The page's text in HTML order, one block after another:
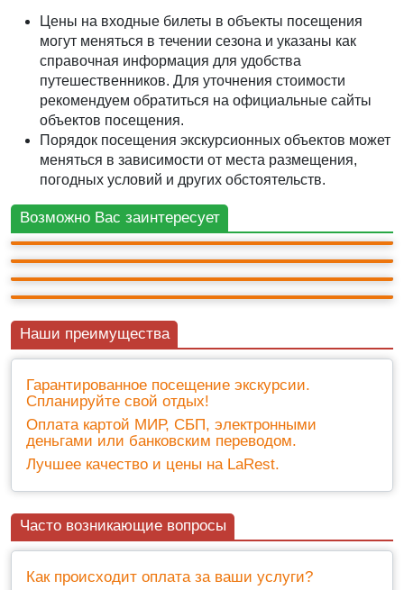
Цены на входные билеты в объекты посещения
могут меняться в течении сезона и указаны как
справочная информация для удобства
путешественников. Для уточнения стоимости
рекомендуем обратиться на официальные сайты
объектов посещения.
Порядок посещения экскурсионных объектов может
меняться в зависимости от места размещения,
погодных условий и других обстоятельств.
Возможно Вас заинтересует
АВТО-ПЕШЕХОДНАЯ
Бахчисарай: величие Ханского дворца, древние
пещеры Чуфут Кале и тишина горного
+ билеты 400 ₽
2 500 ₽
+ билеты 600 ₽ 7ч.
АВТО-ПЕШЕХОДНАЯ
Бахчисарай - в забвенье дремлющий дворец
2 200 ₽
АВТО-ПЕШЕХОДНАЯ
Джип- тур в пещерные города. Эски-Кермен и
Наши преимущества
Гарантированное посещение экскурсии.
Спланируйте свой отдых!
Оплата картой МИР, СБП, электронными
деньгами или банковским переводом.
Лучшее качество и цены на LaRest.
Часто возникающие вопросы
Как происходит оплата за ваши услуги?